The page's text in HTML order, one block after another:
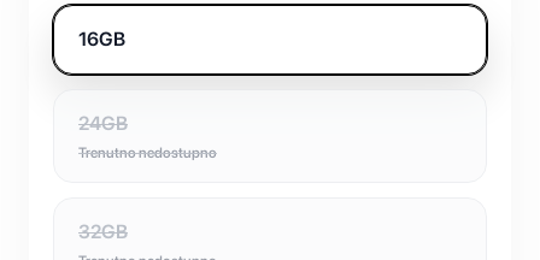
16GB
24GB
Trenutno nedostupno
32GB